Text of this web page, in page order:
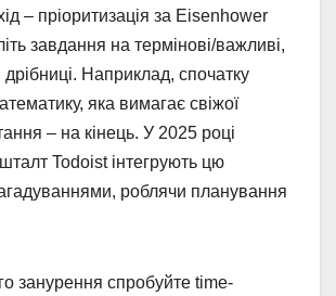
– пріоритизація за Eisenhower
завдання на термінові/важливі,
Наприклад, спочатку
яка вимагає свіжої
– на кінець. У 2025 році
Todoist інтегрують цю
роблячи планування
занурення спробуйте time-